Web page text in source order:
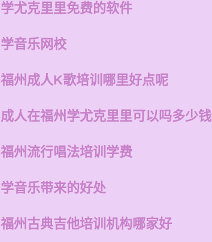
学尤克里里免费的软件
学音乐网校
福州成人K歌培训哪里好点呢
成人在福州学尤克里里可以吗多少钱
福州流行唱法培训学费
学音乐带来的好处
福州古典吉他培训机构哪家好